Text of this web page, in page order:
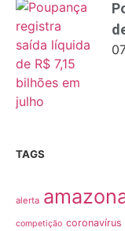
TAGS
alerta
competição coronavírus